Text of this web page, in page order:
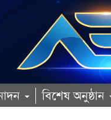
বিশেষ অনুষ্ঠান